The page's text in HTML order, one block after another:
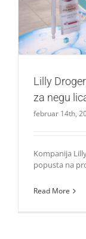
Lilly
za negu
februar 14th,
Kompanija
popusta na
Read More